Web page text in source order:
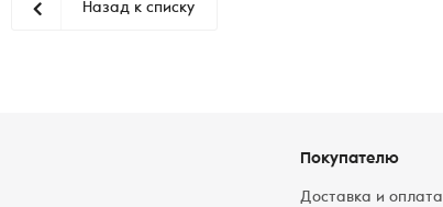
Назад к списку
Покупателю
Доставка и оплата